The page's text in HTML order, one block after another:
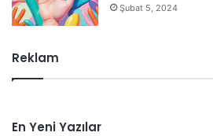
Şubat 5, 2024
Reklam
En Yeni Yazılar